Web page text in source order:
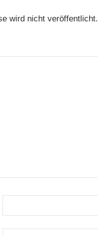
wird nicht veröffentlicht.